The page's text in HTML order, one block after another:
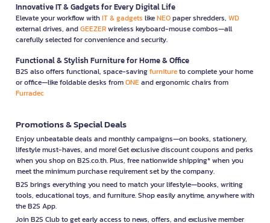
Innovative IT & Gadgets for Every Digital Life
Elevate your workflow withIT & gadgets likeNEOpaper shredders, WD
external drives, andGEEZERwireless keyboard-mouse combos—all
carefully selected for convenience and security.
Functional & Stylish Furniture for Home & Office
B2S also offers functional, space-savingfurnitureto complete your home
or office—like foldable desks fromONEand ergonomic chairs from
Furradec
Promotions & Special Deals
Enjoy unbeatable deals and monthly campaigns—on books, stationery,
lifestyle must-haves, and more! Get exclusive discount coupons and perks
when you shop on B2S.co.th. Plus, free nationwide shipping* when you
meet the minimum purchase requirement set by the company.
B2S brings everything you need to match your lifestyle—books, writing
tools, educational toys, and furniture. Shop easily anytime, anywhere with
the B2S App.
Join B2S Club to get early access to news, offers, and exclusive member